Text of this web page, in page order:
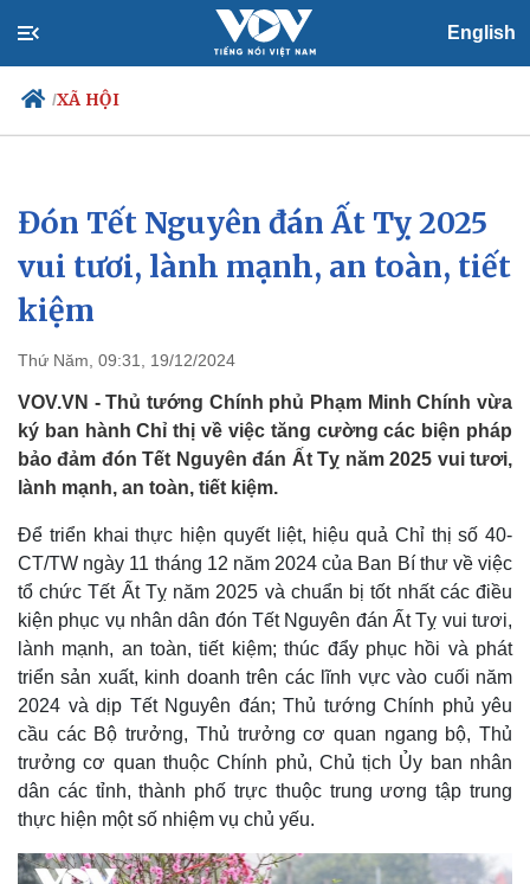
English
/XÃ HỘI
Chính trị
Đảng
Tổ chức nhân sự
Quốc hội
Nhận diện sự thật
Xã hội
Tin 24h
Dự báo thời tiết
Đón Tết Nguyên đán Ất Tỵ 2025
vui tươi, lành mạnh, an toàn, tiết
kiệm
Thứ Năm, 09:31, 19/12/2024
VOV.VN - Thủ tướng Chính phủ Phạm Minh Chính vừa
ký ban hành Chỉ thị về việc tăng cường các biện pháp
bảo đảm đón Tết Nguyên đán Ất Tỵ năm 2025 vui tươi,
lành mạnh, an toàn, tiết kiệm.
Để triển khai thực hiện quyết liệt, hiệu quả Chỉ thị số 40-
CT/TW ngày 11 tháng 12 năm 2024 của Ban Bí thư về việc
tổ chức Tết Ất Tỵ năm 2025 và chuẩn bị tốt nhất các điều
kiện phục vụ nhân dân đón Tết Nguyên đán Ất Tỵ vui tươi,
lành mạnh, an toàn, tiết kiệm; thúc đẩy phục hồi và phát
triển sản xuất, kinh doanh trên các lĩnh vực vào cuối năm
2024 và dịp Tết Nguyên đán; Thủ tướng Chính phủ yêu
cầu các Bộ trưởng, Thủ trưởng cơ quan ngang bộ, Thủ
trưởng cơ quan thuộc Chính phủ, Chủ tịch Ủy ban nhân
dân các tỉnh, thành phố trực thuộc trung ương tập trung
thực hiện một số nhiệm vụ chủ yếu.